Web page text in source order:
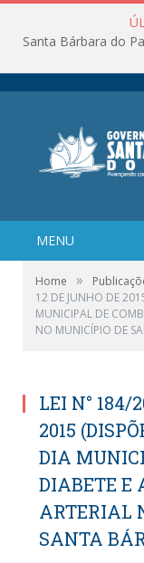
MENU
Home »
12 DE JUNHO DE
MUNICIPAL DE
NO MUNICÍPIO DE
LEI N° 184/
2015
DIA
DIABETE E
ARTERIAL
SANTA